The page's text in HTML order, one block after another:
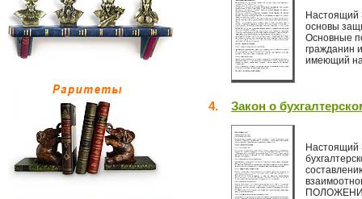
Настоящий
основы
Основные
гражданин
имеющий
4. Закон о
Настоящий